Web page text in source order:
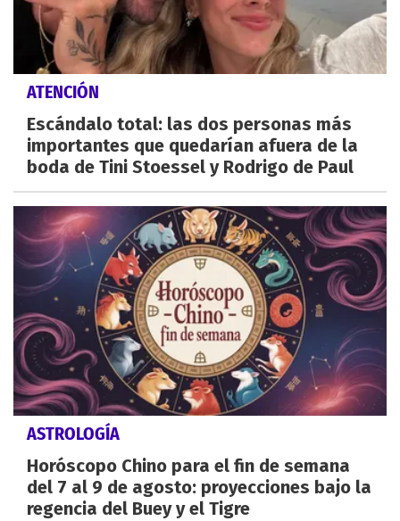
ATENCIÓN
Escándalo total: las dos personas más
importantes que quedarían afuera de la
boda de Tini Stoessel y Rodrigo de Paul
ASTROLOGÍA
Horóscopo Chino para el fin de semana
del 7 al 9 de agosto: proyecciones bajo la
regencia del Buey y el Tigre